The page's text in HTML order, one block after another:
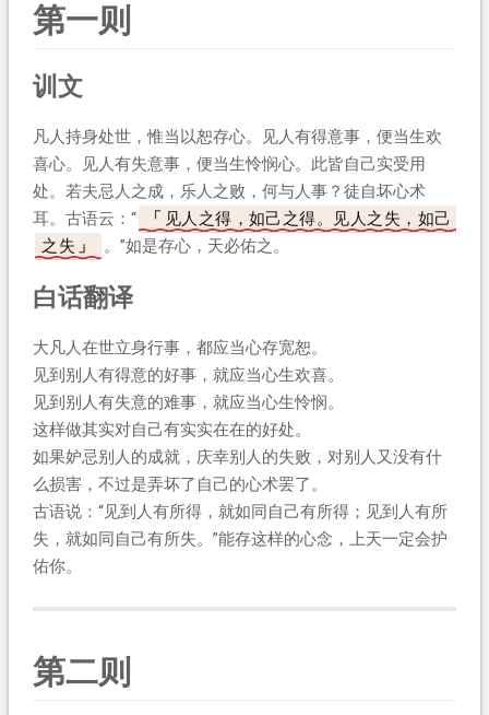
第一则
训文
凡人持身处世，惟当以恕存心。见人有得意事，便当生欢
喜心。见人有失意事，便当生怜悯心。此皆自己实受用
处。若夫忌人之成，乐人之败，何与人事？徒自坏心术
耳。古语云：“
见人之得，如己之得。见人之失，如己
之失
。”如是存心，天必佑之。
白话翻译
大凡人在世立身行事，都应当心存宽恕。
见到别人有得意的好事，就应当心生欢喜。
见到别人有失意的难事，就应当心生怜悯。
这样做其实对自己有实实在在的好处。
如果妒忌别人的成就，庆幸别人的失败，对别人又没有什
么损害，不过是弄坏了自己的心术罢了。
古语说：“见到人有所得，就如同自己有所得；见到人有所
失，就如同自己有所失。”能存这样的心念，上天一定会护
佑你。
第二则